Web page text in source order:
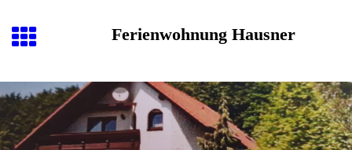
Ferienwohnung Hausner